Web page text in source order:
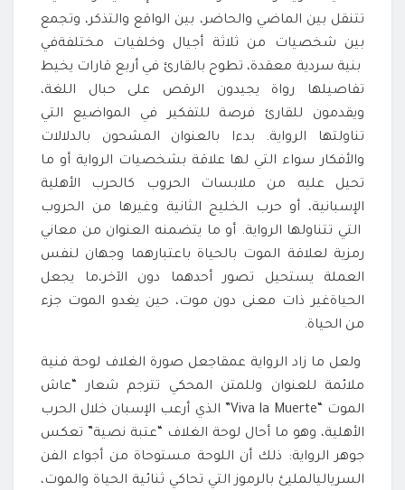
تتنقل بين الماضي والحاضر، بين الواقع والتذكر، وتجمع
بين شخصيات من ثلاثة أجيال وخلفيات مختلفةفي
بنية سردية معقدة، تطوح بالقارئ في أربع قارات يخيط
تفاصيلها رواة يجيدون الرقص على حبال اللغة،
ويقدمون للقارئ فرصة للتفكير في المواضيع التي
تناولتها الرواية. بدءا بالعنوان المشحون بالدلالات
والأفكار سواء التي لها علاقة بشخصيات الرواية أو ما
تحيل عليه من ملابسات الحروب كالحرب الأهلية
الإسبانية، أو حرب الخليج الثانية وغيرها من الحروب
التي تتناولها الرواية. أو ما يتضمنه العنوان من معاني
رمزية لعلاقة الموت بالحياة باعتبارهما وجهان لنفس
العملة يستحيل تصور أحدهما دون الآخر،ما يجعل
الحياةغير ذات معنى دون موت، حين يغدو الموت جزء
من الحياة.
ولعل ما زاد الرواية عمقاجعل صورة الغلاف لوحة فنية
ملائمة للعنوان وللمتن المحكي تترجم شعار “عاش
الموت “Viva la Muerte” الذي أرعب الإسبان خلال الحرب
الأهلية، وهو ما أحال لوحة الغلاف “عتبة نصية” تعكس
جوهر الرواية: ذلك أن اللوحة مستوحاة من أجواء الفن
السرياليالمليئ بالرموز التي تحاكي ثنائية الحياة والموت،